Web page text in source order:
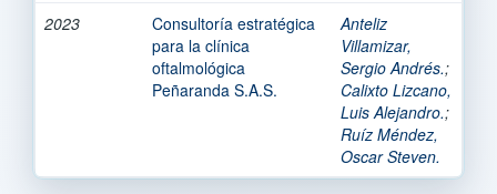
2023
Consultoría estratégica
para la clínica
oftalmológica
Peñaranda S.A.S.
Anteliz
Villamizar,
Sergio Andrés.;
Calixto Lizcano,
Luis Alejandro.;
Ruíz Méndez,
Oscar Steven.